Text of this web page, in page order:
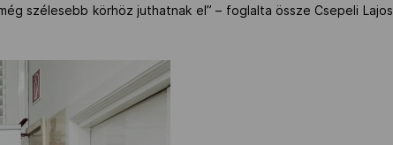
szélesebb körhöz juthatnak el” – foglalta össze Csepeli Lajos